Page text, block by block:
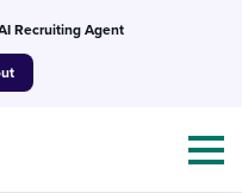
Recruiting Agent